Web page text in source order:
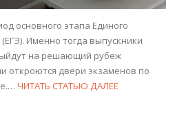
основного этапа Единого
Именно тогда выпускники
на решающий рубеж
откроются двери экзаменов по
ЧИТАТЬ СТАТЬЮ ДАЛЕЕ